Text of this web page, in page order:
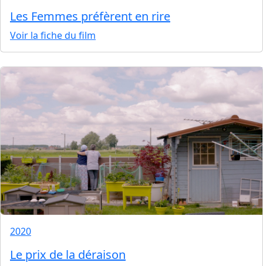
Les Femmes préfèrent en rire
Voir la fiche du film
2020
Le prix de la déraison